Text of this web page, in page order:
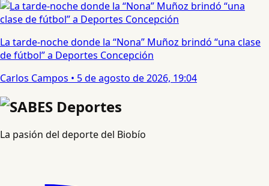
La tarde-noche donde la “Nona” Muñoz brindó “una clase
de fútbol” a Deportes Concepción
Carlos Campos • 5 de agosto de 2026, 19:04
La pasión del deporte del Biobío